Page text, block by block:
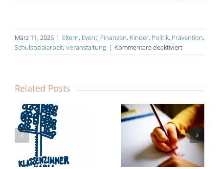
März 11, 2025 | Eltern, Event, Finanzen, Kinder, Politik, Prävention,
Schulsozialarbeit, Veranstaltung | Kommentare deaktiviertfür
Die
wir
–
am
22.03.2025
Related Posts
Klassenzimmer
KarLi braucht
Dich!
Prävention wirkt:
Wie
Schulsozialarbeit
Jugendkriminalität